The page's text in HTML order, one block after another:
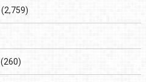
(2,759)
(260)